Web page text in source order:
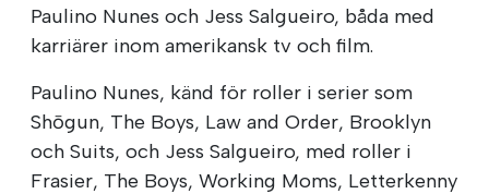
Paulino Nunes och Jess Salgueiro, båda med
karriärer inom amerikansk tv och film.
Paulino Nunes, känd för roller i serier som
Shōgun, The Boys, Law and Order, Brooklyn
och Suits, och Jess Salgueiro, med roller i
Frasier, The Boys, Working Moms, Letterkenny